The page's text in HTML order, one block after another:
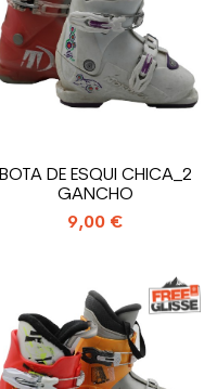
BOTA DE ESQUI CHICA_2
GANCHO
9,00 €